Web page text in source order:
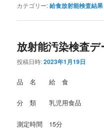
カテゴリー:給食放射能検査結果
放射能汚染検査デ
投稿日時:2023年1月19日
品 名 給 食
分 類 乳児用食品
測定時間 15分